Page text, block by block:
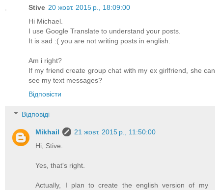
Stive 20 жовт. 2015 р., 18:09:00
Hi Michael.
I use Google Translate to understand your posts.
It is sad :( you are not writing posts in english.
Am i right?
If my friend create group chat with my ex girlfriend, she can
see my text messages?
Відповісти
Відповіді
Mikhail
21 жовт. 2015 р., 11:50:00
Hi, Stive.
Yes, that's right.
Actually, I plan to create the english version of my